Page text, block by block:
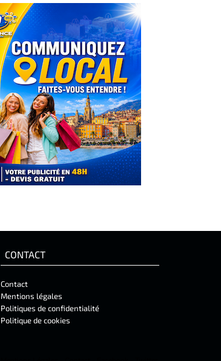
CONTACT
Contact
Mentions légales
Politiques de confidentialité
Politique de cookies